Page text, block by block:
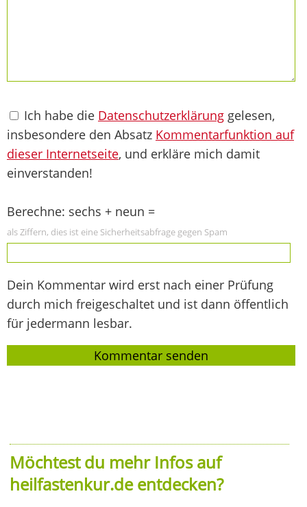
Ich habe die Datenschutzerklärung gelesen,
insbesondere den Absatz Kommentarfunktion auf
dieser Internetseite, und erkläre mich damit
einverstanden!
Berechne: sechs + neun =
als Ziffern, dies ist eine Sicherheitsabfrage gegen Spam
Dein Kommentar wird erst nach einer Prüfung
durch mich freigeschaltet und ist dann öffentlich
für jedermann lesbar.
Möchtest du mehr Infos auf
heilfastenkur.de entdecken?